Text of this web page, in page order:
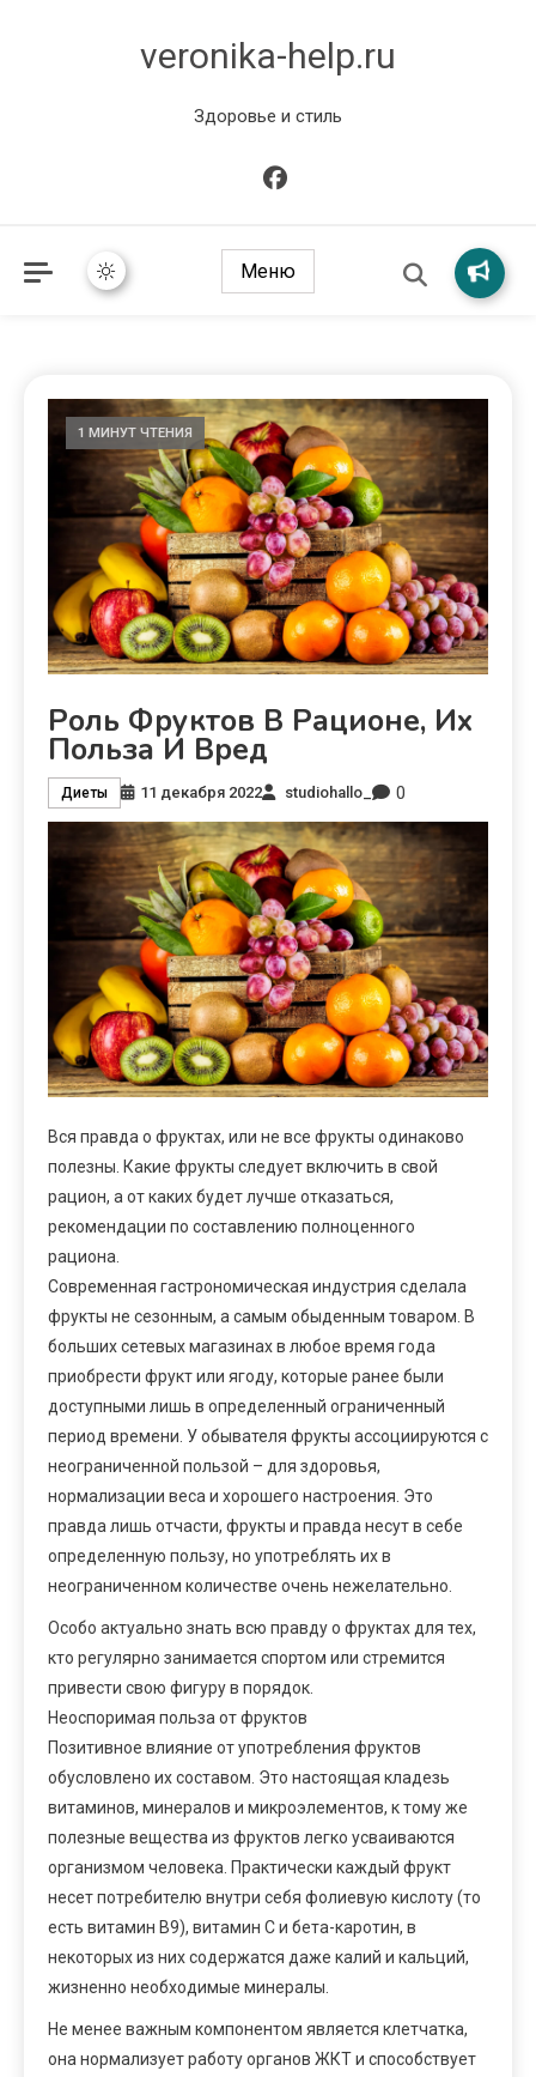
veronika-help.ru
Здоровье и стиль
Меню
1 МИНУТ ЧТЕНИЯ
Роль Фруктов В Рационе, Их
Польза И Вред
Диеты 11 декабря 2022 studiohallo_ 0
Вся правда о фруктах, или не все фрукты одинаково
полезны. Какие фрукты следует включить в свой
рацион, а от каких будет лучше отказаться,
рекомендации по составлению полноценного
рациона.
Современная гастрономическая индустрия сделала
фрукты не сезонным, а самым обыденным товаром. В
больших сетевых магазинах в любое время года
приобрести фрукт или ягоду, которые ранее были
доступными лишь в определенный ограниченный
период времени. У обывателя фрукты ассоциируются с
неограниченной пользой – для здоровья,
нормализации веса и хорошего настроения. Это
правда лишь отчасти, фрукты и правда несут в себе
определенную пользу, но употреблять их в
неограниченном количестве очень нежелательно.
Особо актуально знать всю правду о фруктах для тех,
кто регулярно занимается спортом или стремится
привести свою фигуру в порядок.
Неоспоримая польза от фруктов
Позитивное влияние от употребления фруктов
обусловлено их составом. Это настоящая кладезь
витаминов, минералов и микроэлементов, к тому же
полезные вещества из фруктов легко усваиваются
организмом человека. Практически каждый фрукт
несет потребителю внутри себя фолиевую кислоту (то
есть витамин В9), витамин С и бета-каротин, в
некоторых из них содержатся даже калий и кальций,
жизненно необходимые минералы.
Не менее важным компонентом является клетчатка,
она нормализует работу органов ЖКТ и способствует